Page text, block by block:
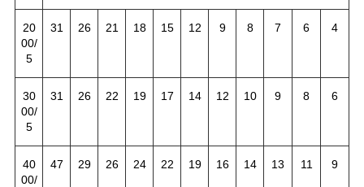
20
00/
5
31 26 21 18 15 12 9 8 7 6 4
30
00/
5
31 26 22 19 17 14 12 10 9 8 6
40
00/
47 29 26 24 22 19 16 14 13 11 9